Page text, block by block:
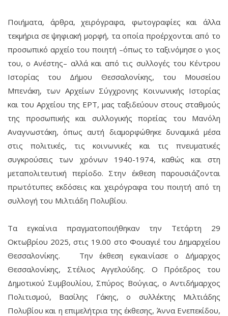
Ποιήματα, άρθρα, χειρόγραφα, φωτογραφίες και άλλα
τεκμήρια σε ψηφιακή μορφή, τα οποία προέρχονται από το
προσωπικό αρχείο του ποιητή –όπως το ταξινόμησε ο γιος
του, ο Ανέστης– αλλά και από τις συλλογές του Κέντρου
Ιστορίας του Δήμου Θεσσαλονίκης, του Μουσείου
Μπενάκη, των Αρχείων Σύγχρονης Κοινωνικής Ιστορίας
και του Αρχείου της ΕΡΤ, μας ταξιδεύουν στους σταθμούς
της προσωπικής και συλλογικής πορείας του Μανόλη
Αναγνωστάκη, όπως αυτή διαμορφώθηκε δυναμικά μέσα
στις πολιτικές, τις κοινωνικές και τις πνευματικές
συγκρούσεις των χρόνων 1940-1974, καθώς και στη
μεταπολιτευτική περίοδο. Στην έκθεση παρουσιάζονται
πρωτότυπες εκδόσεις και χειρόγραφα του ποιητή από τη
συλλογή του Μιλτιάδη Πολυβίου.
Τα εγκαίνια πραγματοποιήθηκαν την Τετάρτη 29
Οκτωβρίου 2025, στις 19.00 στο Φουαγιέ του Δημαρχείου
Θεσσαλονίκης. Την έκθεση εγκαινίασε ο Δήμαρχος
Θεσσαλονίκης, Στέλιος Αγγελούδης. Ο Πρόεδρος του
Δημοτικού Συμβουλίου, Σπύρος Βούγιας, ο Αντιδήμαρχος
Πολιτισμού, Βασίλης Γάκης, ο συλλέκτης Μιλτιάδης
Πολυβίου και η επιμελήτρια της έκθεσης, Άννα Ενεπεκίδου,